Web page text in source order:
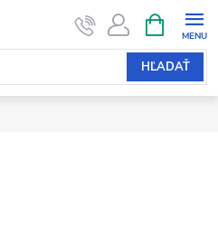
HĽADAŤ
KOŠÍK